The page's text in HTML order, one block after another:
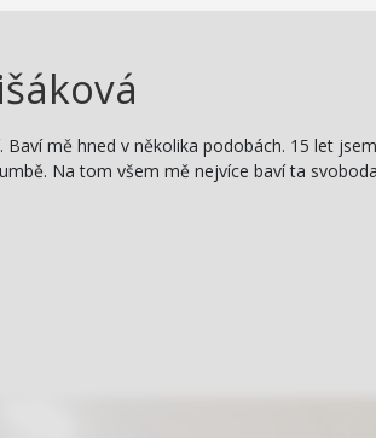
Baví mě hned v několika podobách. 15 let
Na tom všem mě nejvíce baví ta